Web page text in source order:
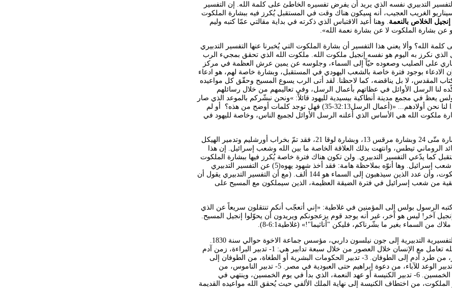
التدبيري نفسه الذي يريد أن يفرض تفسيره الخاطئ على كلمة الله. إن التفسير
الغريب العجيب، أنه سيكون هناك وقت في المستقبل يُكرز فيه ببشارة الملكوت
الخلاص بالنعمة. وهنا أُعيد الاقتباس الذي ذكرته في بداية مقالتي عمّا كتبه وليم
عن بشارة الملكوت لا عن بشارة نعمة الله».
كلمة الله؟ وألا يعني هذا التفسير أن بشارة الملكوت التي يُخبرنا عنها التفسير التدبيري
الذي نكرز به اليوم هو نفسه إنجيل ملكوت الله. ملكوت الله الذي تحقق بمجيء الرب
على الصليب وصعوده حيّاً إلى السماء، وجلوسه عن يمين عرش العظمة في مركز
الادعاء بوجود فترة خاصة بالشعب اليهودي في المستقبل، وبشارة خاصة لهم، هو ادعاء
المقدس، لا بل يناقضه، كما لاحظنا. لقد أتى الرب يسوع المسيح وحقّق كل مواعيده
لنا الرسل الأوائل في عظاتهم بأعمال الرسل، وفي تعاليمهم من خلال رسائلهم
يعظ في مجمع مدينة أنطاكية بيسيدية لليهود قائلاً: »ونحن نبشّركم بالموعد الذي صار
لنا نحن أولادهم... «
(أعمال الرسل32:13-35) فهل توجد كلمات أوضح من هذه؟ أو لم
ملكوت الله هي الأساس الذي أعلنه الرسل الأوائل لجميع الناس، وخاصة لليهود في
أما بالنسبة لما جاء في بشارة متّى 24 وبشارة مرقس 13، وبشارة لوقا 21، فقد تمّ بخراب أورشليم وتدمير الهيكل
القائد الروماني تيطس، وانتهت بذلك العلاقة الخاصة ما بين الله وشعب إسرائيل. إن هذا
كما يدّعي التفسير التدبيري. ولن تكون هناك فترة خاصة يُكرز فيها ببشارة الملكوت
(التي هي إنجيل آخر) إلى شعب إسرائيل. وها أنوّه بملاحظة هامة: فقد أخذ شهود يهوه(5) عن التفسير التدبيري
فكرة الكرازة ببشارة الملكوت، وأن عدد الذين سيذهبون إلى السماء هو 144 ألف. (مع أن التفسير التدبيري يقول أن
التقية من شعب إسرائيل في فترة الضيقة العظيمة، الذين سيملكون مع المسيح على
الرسول بولس إلى المؤمنين في غلاطية: «إني أتعجّب أنكم تنتقلون سريعاً عن الذي
آخر! ليس هو آخر، غير أنه يوجد قوم يزعجونكم ويريدون أن يحوّلوا إنجيل المسيح.
من السماء بغير ما بشّرناكم، فليكن "أناثيما"!» (غلاطية6:1-8).
(1) يرجع تاريخ المدرسة التفسيرية التدبيرية إلى جون نيلسون داربي، مؤسس جماعة الاخوة حوالي سنة 1830.
وتعتقد هذه المدرسة أن الله تعامل مع الإنسان خلال العصور من خلال سبعة تدابير هي: 1- تدبير البراءة، زمن آدم
في الجنّة. 2- تدبير الضمير، من طرد آدم إلى الطوفان. 3- تدبير الحكومات البشرية أو الطغاة، من الطوفان إلى
بلبلة الألسنة في بابل. 4- تدبير الوعد للآباء، من دعوة إبراهيم حتى العبودية في مصر. 5- تدبير الناموس، من
الخروج من مصر إلى يوم الخمسين. 6- تدبير الكنيسة أو عهد النعمة، الذي بدأ في يوم الخمسين، وينتهي في
7: تدبير الملكوت، من اختطاف الكنيسة إلى نهاية الملك الألفي حيث يُحقق الله مواعيده القديمة